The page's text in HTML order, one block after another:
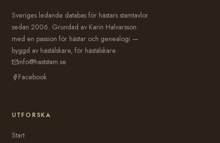
Sveriges ledande databas för hästars stamtavlor
sedan 2006. Grundad av Karin Halvarsson
med en passion för hästar och genealogi —
byggd av hästälskare, för hästälskare.
info@haststam.se
Facebook
UTFORSKA
Start